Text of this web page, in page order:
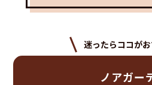
迷ったらココがお
ノアガー